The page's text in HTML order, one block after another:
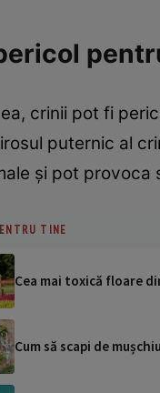
crinii pot fi
puternic al
și pot provoca
TINE
Cea mai toxică floare
Cum să scapi de